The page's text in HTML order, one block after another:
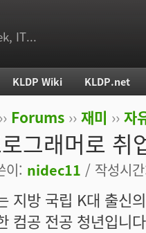
IT...
위치
›› Forums ›› 재미 ›› 자
그래머로 취
이: nidec11 / 작성시
지방 국립 K대 출신
컴공 전공 청년입니
KLDP Wiki KLDP.net